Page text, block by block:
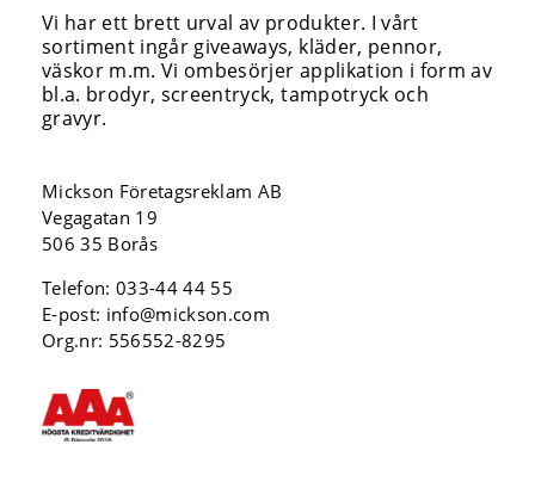
Vi har ett brett urval av produkter. I vårt
sortiment ingår giveaways, kläder, pennor,
väskor m.m. Vi ombesörjer applikation i form av
bl.a. brodyr, screentryck, tampotryck och
gravyr.
Mickson Företagsreklam AB
Vegagatan 19
506 35 Borås
Telefon:033-44 44 55
E-post: info@mickson.com
Org.nr: 556552-8295